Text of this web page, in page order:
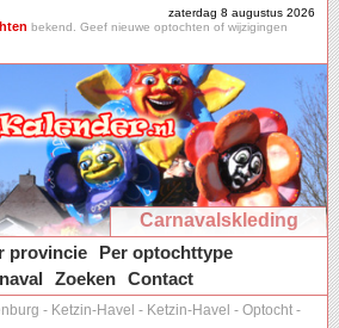
zaterdag 8 augustus 2026
bekend. Geef nieuwe optochten of wijzigingen
Carnavalskleding
provincie
Per optochttype
Zoeken Contact
- Ketzin-Havel - Ketzin-Havel - Optocht -